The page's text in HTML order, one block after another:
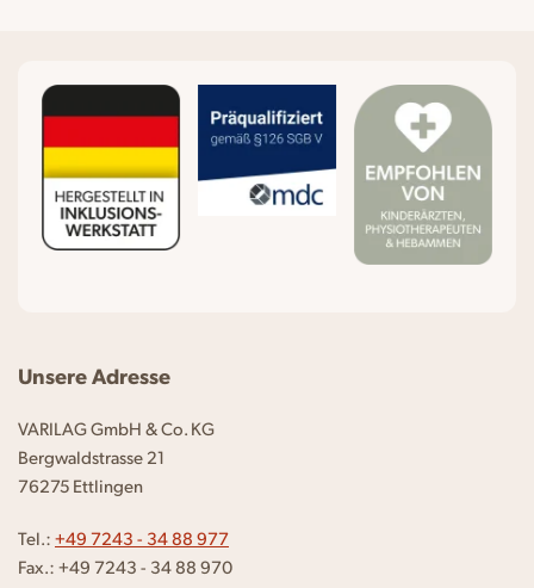
Unsere Adresse
VARILAG GmbH & Co. KG
Bergwaldstrasse 21
76275 Ettlingen
Tel.: +49 7243 - 34 88 977
Fax.: +49 7243 - 34 88 970